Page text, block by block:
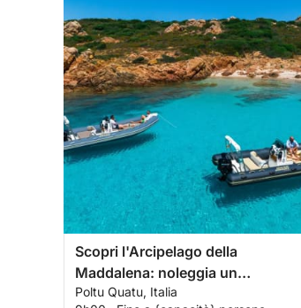
Scopri l'Arcipelago della
Maddalena: noleggia un
gommone con skipper per una
Poltu Quatu, Italia